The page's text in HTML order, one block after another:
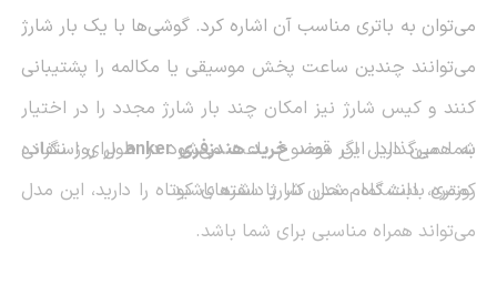
می‌توان به باتری مناسب آن اشاره کرد. گوشی‌ها با یک بار شارژ
می‌توانند چندین ساعت پخش موسیقی یا مکالمه را پشتیبانی
کنند و کیس شارژ نیز امکان چند بار شارژ مجدد را در اختیار
شما می‌گذارد. این موضوع باعث می‌شود در طول روز نگرانی
کمتری بابت تمام شدن شارژ داشته باشید.
به همین دلیل اگر قصدخرید هندزفری anker
برای استفاده
روزمره، دانشگاه، محل کار یا سفرهای کوتاه را دارید، این مدل
می‌تواند همراه مناسبی برای شما باشد.